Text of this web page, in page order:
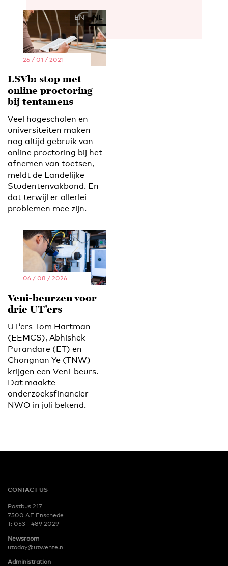
EN NL
26 / 01 / 2021
LSVb: stop met
online proctoring
bij tentamens
Veel hogescholen en
universiteiten maken
nog altijd gebruik van
online proctoring bij het
afnemen van toetsen,
meldt de Landelijke
Studentenvakbond. En
dat terwijl er allerlei
problemen mee zijn.
06 / 08 / 2026
Veni-beurzen voor
drie UT’ers
UT’ers Tom Hartman
(EEMCS), Abhishek
Purandare (ET) en
Chongnan Ye (TNW)
krijgen een Veni-beurs.
Dat maakte
onderzoeksfinancier
NWO in juli bekend.
CONTACT US
Postbus 217
7500 AE Enschede
T: 053 - 489 2029
Newsroom
utoday@utwente.nl
Administration